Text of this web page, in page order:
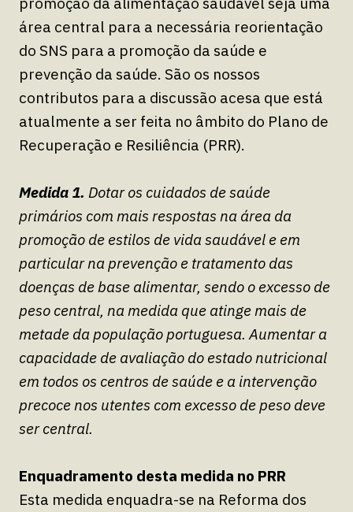
área central para a necessária reorientação
do SNS para a promoção da saúde e
prevenção da saúde. São os nossos
contributos para a discussão acesa que está
atualmente a ser feita no âmbito do Plano de
Recuperação e Resiliência (PRR).
Medida 1. Dotar os cuidados de saúde
primários com mais respostas na área da
promoção de estilos de vida saudável e em
particular na prevenção e tratamento das
doenças de base alimentar, sendo o excesso de
peso central, na medida que atinge mais de
metade da população portuguesa. Aumentar a
capacidade de avaliação do estado nutricional
em todos os centros de saúde e a intervenção
precoce nos utentes com excesso de peso deve
ser central.
Enquadramento desta medida no PRR
Esta medida enquadra-se na Reforma dos